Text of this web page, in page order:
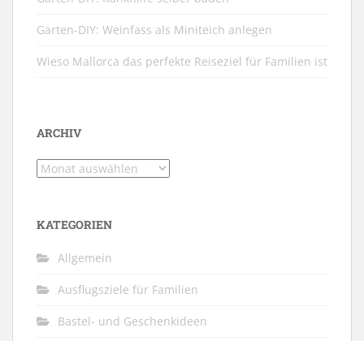
Garten-DIY: Weinfass als Miniteich anlegen
Wieso Mallorca das perfekte Reiseziel für Familien ist
ARCHIV
Archiv
KATEGORIEN
Allgemein
Ausflugsziele für Familien
Bastel- und Geschenkideen